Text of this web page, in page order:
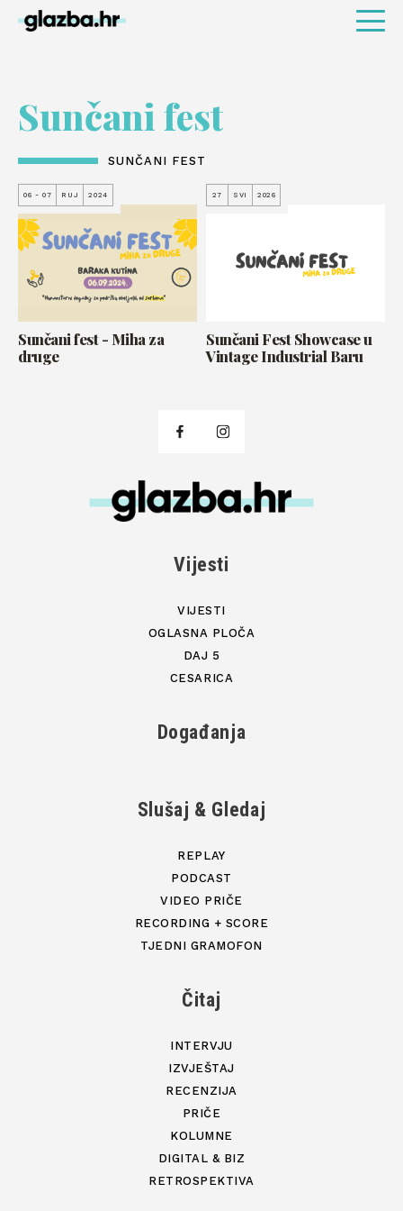
Sunčani fest
SUNČANI FEST
06 - 07 RUJ 2024
Sunčani fest - Miha za
druge
27 SVI 2026
Sunčani Fest Showcase u
Vintage Industrial Baru
Vijesti
VIJESTI
OGLASNA PLOČA
DAJ 5
CESARICA
Događanja
Slušaj & Gledaj
REPLAY
PODCAST
VIDEO PRIČE
RECORDING + SCORE
TJEDNI GRAMOFON
Čitaj
INTERVJU
IZVJEŠTAJ
RECENZIJA
PRIČE
KOLUMNE
DIGITAL & BIZ
RETROSPEKTIVA